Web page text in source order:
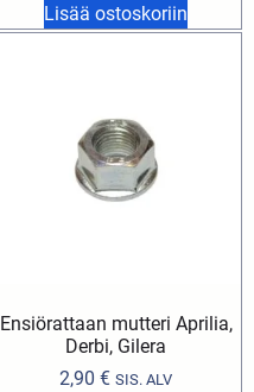
Lisää ostoskoriin
Ensiörattaan mutteri Aprilia,
Derbi, Gilera
2,90 € SIS. ALV